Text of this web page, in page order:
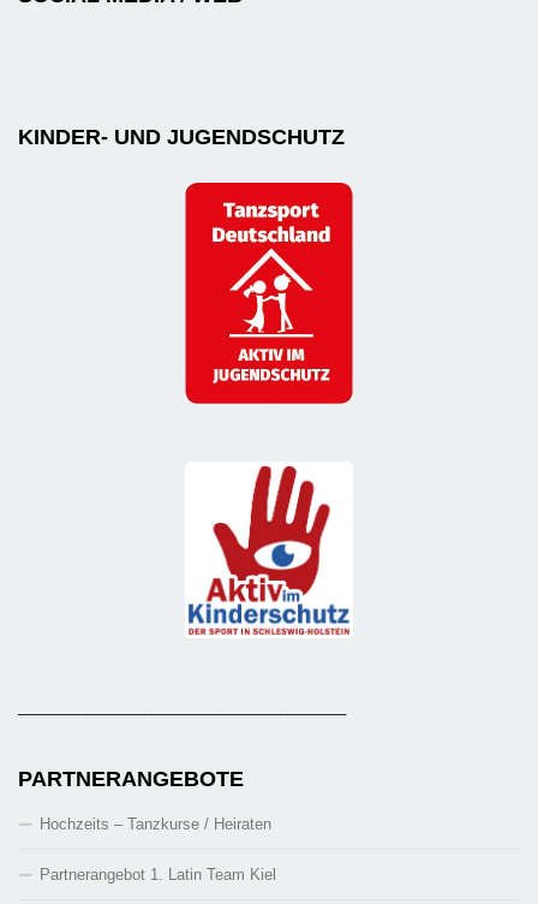
KINDER- UND JUGENDSCHUTZ
PARTNERANGEBOTE
Hochzeits – Tanzkurse / Heiraten
Partnerangebot 1. Latin Team Kiel